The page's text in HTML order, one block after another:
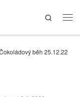
Search
běh 25.12.22